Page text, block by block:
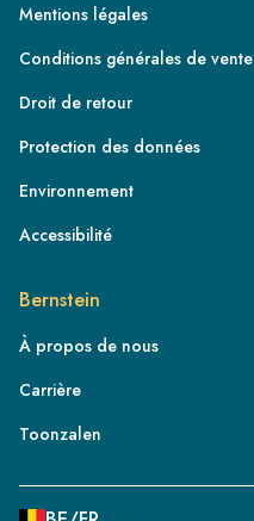
Mentions légales
Conditions générales de vente
Droit de retour
Protection des données
Environnement
Accessibilité
Bernstein
À propos de nous
Carrière
Toonzalen
IE
IT
NL
ES